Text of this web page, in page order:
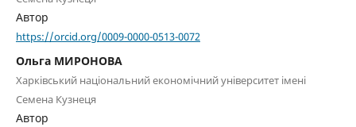
Автор
https://orcid.org/0009-0000-0513-0072
Ольга МИРОНОВА
Харківський національний економічний університет імені
Семена Кузнеця
Автор